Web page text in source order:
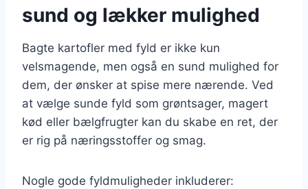
sund og lækker mulighed
Bagte kartofler med fyld er ikke kun
velsmagende, men også en sund mulighed for
dem, der ønsker at spise mere nærende. Ved
at vælge sunde fyld som grøntsager, magert
kød eller bælgfrugter kan du skabe en ret, der
er rig på næringsstoffer og smag.
Nogle gode fyldmuligheder inkluderer: